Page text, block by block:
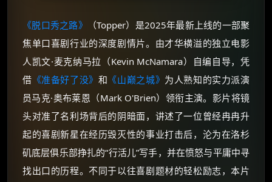
《脱口秀之路》
（Topper）是2025年最新上线的一部聚
焦单口喜剧行业的深度剧情片。由才华横溢的独立电影
人凯文·麦克纳马拉（Kevin McNamara）自编自导，凭
借 《准备好了没》 和 《山巅之城》 为人熟知的实力派演
员马克·奥布莱恩（Mark O'Brien）领衔主演。影片将镜
头对准了名利场背后的阴暗面，讲述了一位曾经冉冉升
起的喜剧新星在经历毁灭性的事业打击后，沦为在洛杉
矶底层俱乐部挣扎的“行活儿”写手，并在愤怒与平庸中寻
找出口的历程。不同于以往喜剧题材的轻松励志，本片